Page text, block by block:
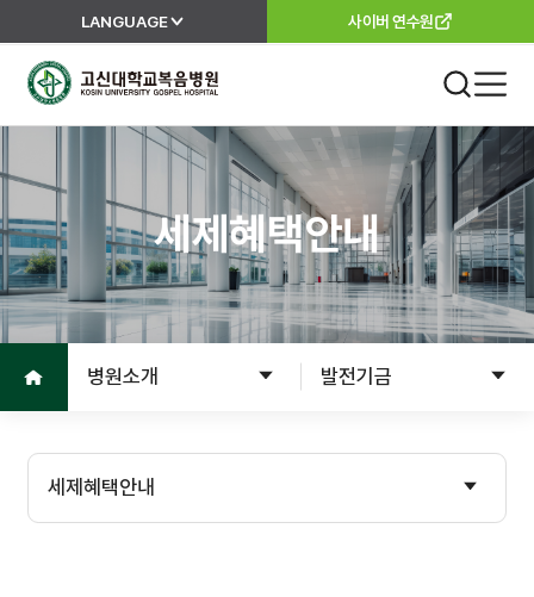
LANGUAGE 사이버 연수원
진료과
이용안내
병원소개
외래진료
진료안내
진료절차
진료의뢰서
입원준비
세제혜택안내
병원소개 발전기금
세제혜택안내